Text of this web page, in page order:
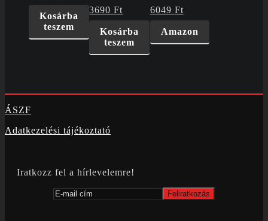
Kosárba
teszem
3690Ft
Kosárba
teszem
6049 Ft
Amazon
ÁSZF
Adatkezelési tájékoztató
Iratkozz fel a hírlevelemre!